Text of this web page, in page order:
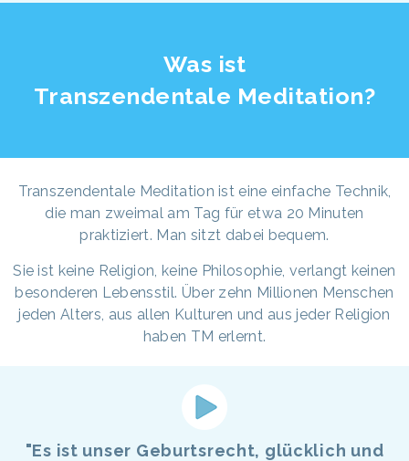
Was ist
Transzendentale Meditation?
Transzendentale Meditation ist eine einfache Technik,
die man zweimal am Tag für etwa 20 Minuten
praktiziert. Man sitzt dabei bequem.
Sie ist keine Religion, keine Philosophie, verlangt keinen
besonderen Lebensstil. Über zehn Millionen Menschen
jeden Alters, aus allen Kulturen und aus jeder Religion
haben TM erlernt.
"Es ist unser Geburtsrecht, glücklich und